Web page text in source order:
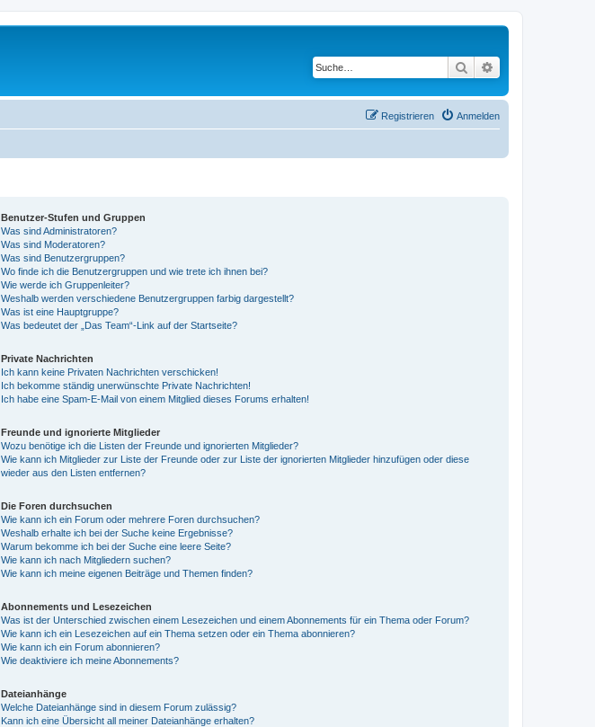
Suche
Anmelden
Registrieren
Benutzer-Stufen und Gruppen
Was sind Administratoren?
Was sind Moderatoren?
Was sind Benutzergruppen?
Wo finde ich die Benutzergruppen und wie trete ich ihnen bei?
Wie werde ich Gruppenleiter?
Weshalb werden verschiedene Benutzergruppen farbig dargestellt?
Was ist eine Hauptgruppe?
Was bedeutet der „Das Team“-Link auf der Startseite?
Private Nachrichten
Ich kann keine Privaten Nachrichten verschicken!
Ich bekomme ständig unerwünschte Private Nachrichten!
Ich habe eine Spam-E-Mail von einem Mitglied dieses Forums erhalten!
Freunde und ignorierte Mitglieder
Wozu benötige ich die Listen der Freunde und ignorierten Mitglieder?
Wie kann ich Mitglieder zur Liste der Freunde oder zur Liste der ignorierten Mitglieder hinzufügen oder diese
wieder aus den Listen entfernen?
Die Foren durchsuchen
Wie kann ich ein Forum oder mehrere Foren durchsuchen?
Weshalb erhalte ich bei der Suche keine Ergebnisse?
Warum bekomme ich bei der Suche eine leere Seite?
Wie kann ich nach Mitgliedern suchen?
Wie kann ich meine eigenen Beiträge und Themen finden?
Abonnements und Lesezeichen
Was ist der Unterschied zwischen einem Lesezeichen und einem Abonnements für ein Thema oder Forum?
Wie kann ich ein Lesezeichen auf ein Thema setzen oder ein Thema abonnieren?
Wie kann ich ein Forum abonnieren?
Wie deaktiviere ich meine Abonnements?
Dateianhänge
Welche Dateianhänge sind in diesem Forum zulässig?
Kann ich eine Übersicht all meiner Dateianhänge erhalten?